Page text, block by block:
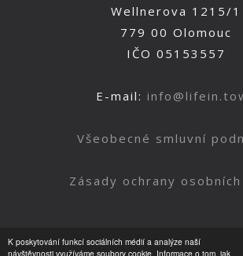
K poskytování funkcí sociálních médií a analýze naší
návštěvnosti využíváme soubory cookie. Informace o tom, jak
Wellnerova 1215/1
779 00 Olomouc
IČO 05153557
E-mail:
Všeobecné smluvní
Zásady ochrany